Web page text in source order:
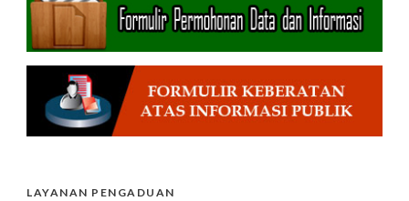
LAYANAN PENGADUAN